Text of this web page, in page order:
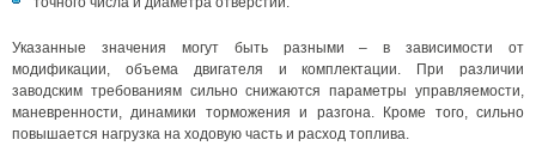
Указанные значения могут быть разными – в зависимости от
модификации, объема двигателя и комплектации. При различии
заводским требованиям сильно снижаются параметры управляемости,
маневренности, динамики торможения и разгона. Кроме того, сильно
повышается нагрузка на ходовую часть и расход топлива.